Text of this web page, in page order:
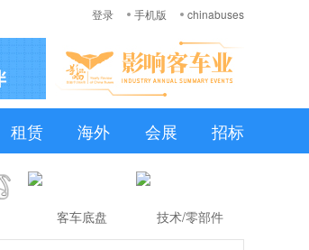
登录 手机版 chinabuses
租赁 海外 会展 招标
客车底盘 技术/零部件